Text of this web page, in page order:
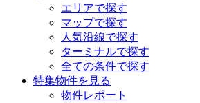
エリアで探す
マップで探す
人気沿線で探す
ターミナルで探す
全ての条件で探す
特集物件を見る
物件レポート